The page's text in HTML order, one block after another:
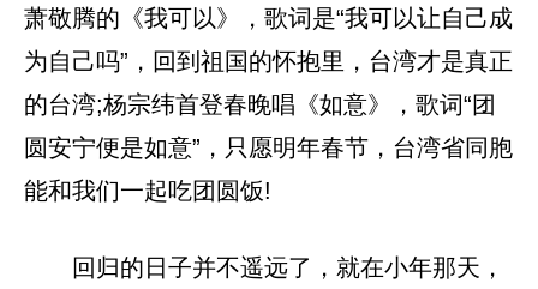
萧敬腾的《我可以》，歌词是“我可以让自己成
为自己吗”，回到祖国的怀抱里，台湾才是真正
的台湾;杨宗纬首登春晚唱《如意》，歌词“团
圆安宁便是如意”，只愿明年春节，台湾省同胞
能和我们一起吃团圆饭!
回归的日子并不遥远了，就在小年那天，